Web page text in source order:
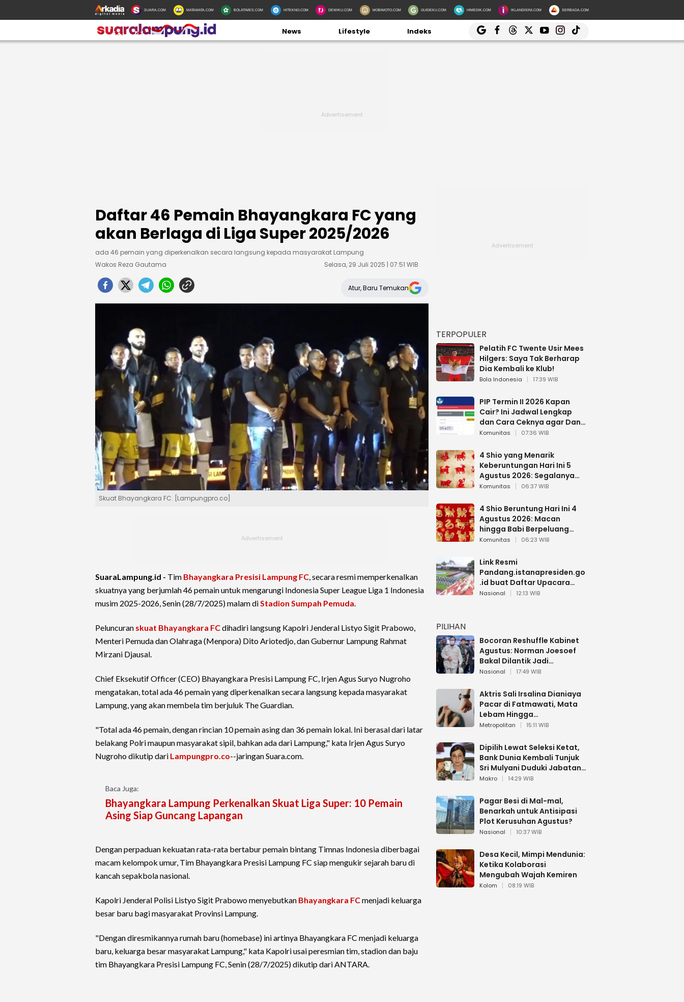
SUARA.COM MATAMATA.COM BOLATIMES.COM HITEKNO.COM DEWIKU.COM MOBIMOTO.COM GUIDEKU.COM HIMEDIK.COM IKLANDISINI.COM SERBADA.COM
News Lifestyle Indeks
Daftar 46 Pemain Bhayangkara FC yang
akan Berlaga di Liga Super 2025/2026
ada 46 pemain yang diperkenalkan secara langsung kepada masyarakat Lampung
Wakos Reza Gautama
Selasa, 29 Juli 2025 | 07:51 WIB
Atur, Baru Temukan
Skuat Bhayangkara FC. [Lampungpro.co]
SuaraLampung.id - Tim Bhayangkara Presisi Lampung FC, secara resmi memperkenalkan
skuatnya yang berjumlah 46 pemain untuk mengarungi Indonesia Super League Liga 1 Indonesia
musim 2025-2026, Senin (28/7/2025) malam diStadion Sumpah Pemuda.
Peluncuran skuat Bhayangkara FCdihadiri langsung Kapolri Jenderal Listyo Sigit Prabowo,
Menteri Pemuda dan Olahraga (Menpora) Dito Ariotedjo, dan Gubernur Lampung Rahmat
Mirzani Djausal.
Chief Eksekutif Officer (CEO) Bhayangkara Presisi Lampung FC, Irjen Agus Suryo Nugroho
mengatakan, total ada 46 pemain yang diperkenalkan secara langsung kepada masyarakat
Lampung, yang akan membela tim berjuluk The Guardian.
"Total ada 46 pemain, dengan rincian 10 pemain asing dan 36 pemain lokal. Ini berasal dari latar
belakang Polri maupun masyarakat sipil, bahkan ada dari Lampung," kata Irjen Agus Suryo
Nugroho dikutip dari Lampungpro.co--jaringan Suara.com.
Baca Juga:
Bhayangkara Lampung Perkenalkan Skuat Liga Super: 10 Pemain
Asing Siap Guncang Lapangan
Dengan perpaduan kekuatan rata-rata bertabur pemain bintang Timnas Indonesia diberbagai
macam kelompok umur, Tim Bhayangkara Presisi Lampung FC siap mengukir sejarah baru di
kancah sepakbola nasional.
Kapolri Jenderal Polisi Listyo Sigit Prabowo menyebutkan Bhayangkara FCmenjadi keluarga
besar baru bagi masyarakat Provinsi Lampung.
"Dengan diresmikannya rumah baru (homebase) ini artinya Bhayangkara FC menjadi keluarga
baru, keluarga besar masyarakat Lampung," kata Kapolri usai peresmian tim, stadion dan baju
tim Bhayangkara Presisi Lampung FC, Senin (28/7/2025) dikutip dari ANTARA.
TERPOPULER
Pelatih FC Twente Usir Mees
Hilgers: Saya Tak Berharap
Dia Kembali ke Klub!
Bola Indonesia 17:39 WIB
PIP Termin II 2026 Kapan
Cair? Ini Jadwal Lengkap
dan Cara Ceknya agar Dana
Tidak Hangus!
Komunitas 07:36 WIB
4 Shio yang Menarik
Keberuntungan Hari Ini 5
Agustus 2026: Segalanya
Berjalan Lancar
Komunitas 06:37 WIB
4 Shio Beruntung Hari Ini 4
Agustus 2026: Macan
hingga Babi Berpeluang
Dapat Kabar Baik
Komunitas 06:23 WIB
Link Resmi
Pandang.istanapresiden.go
.id buat Daftar Upacara
Bendera HUT RI di Istana
Nasional 12:13 WIB
PILIHAN
Bocoran Reshuffle Kabinet
Agustus: Norman Joesoef
Bakal Dilantik Jadi
Wamenhan RI
Nasional 17:49 WIB
Aktris Sali Irsalina Dianiaya
Pacar di Fatmawati, Mata
Lebam Hingga
Diselamatkan Polantas
Metropolitan 15:11 WIB
Dipilih Lewat Seleksi Ketat,
Bank Dunia Kembali Tunjuk
Sri Mulyani Duduki Jabatan
Strategis
Makro 14:29 WIB
Pagar Besi di Mal-mal,
Benarkah untuk Antisipasi
Plot Kerusuhan Agustus?
Nasional 10:37 WIB
Desa Kecil, Mimpi Mendunia:
Ketika Kolaborasi
Mengubah Wajah Kemiren
Kolom 08:19 WIB